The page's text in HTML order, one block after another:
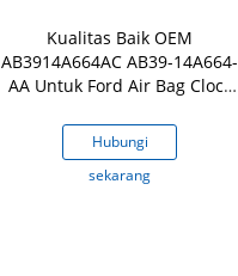
Kualitas Baik OEM
AB3914A664AC AB39-14A664-
AA Untuk Ford Air Bag Clock
Hubungi
sekarang